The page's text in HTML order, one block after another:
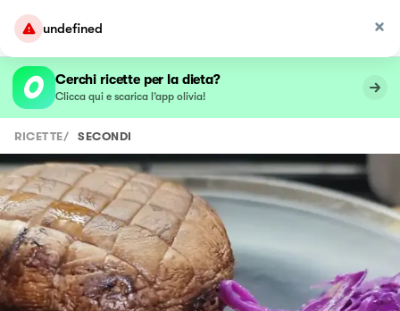
undefined
Cerchi ricette per la dieta?
Clicca qui e scarica l’app olivia!
RICETTE/ SECONDI